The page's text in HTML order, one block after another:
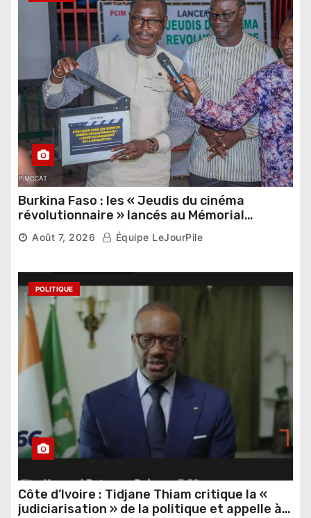
Burkina Faso : les « Jeudis du cinéma
révolutionnaire » lancés au Mémorial
Thomas Sankara
Août 7, 2026 Équipe LeJourPile
POLITIQUE
Côte d’Ivoire : Tidjane Thiam critique la «
judiciarisation » de la politique et appelle à